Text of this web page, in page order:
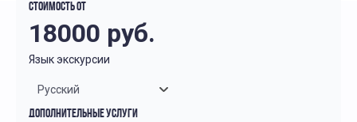
Стоимость от
18000 руб.
Язык экскурсии
Русский
Дополнительные услуги